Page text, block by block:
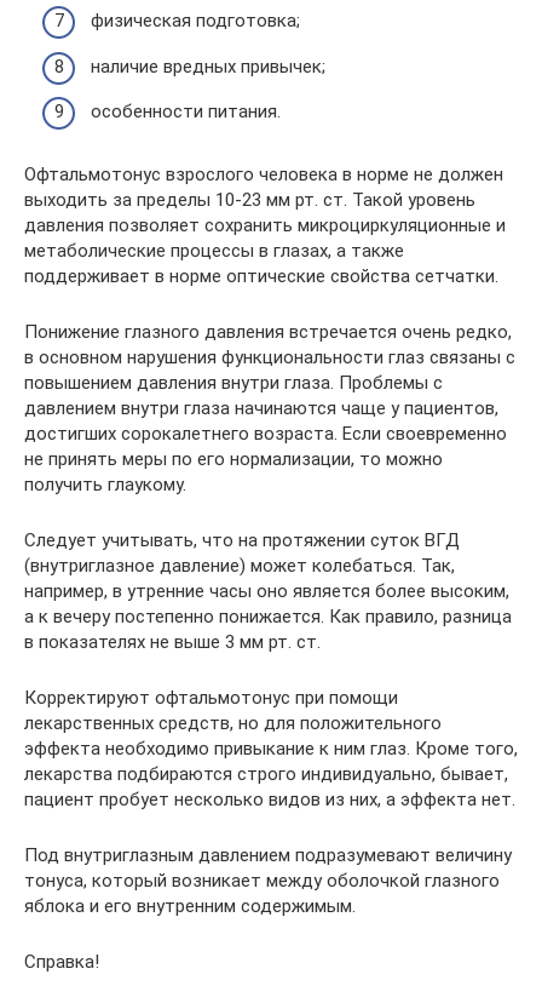
физическая подготовка;
наличие вредных привычек;
особенности питания.
Офтальмотонус взрослого человека в норме не должен
выходить за пределы 10-23 мм рт. ст. Такой уровень
давления позволяет сохранить микроциркуляционные и
метаболические процессы в глазах, а также
поддерживает в норме оптические свойства сетчатки.
Понижение глазного давления встречается очень редко,
в основном нарушения функциональности глаз связаны с
повышением давления внутри глаза. Проблемы с
давлением внутри глаза начинаются чаще у пациентов,
достигших сорокалетнего возраста. Если своевременно
не принять меры по его нормализации, то можно
получить глаукому.
Следует учитывать, что на протяжении суток ВГД
(внутриглазное давление) может колебаться. Так,
например, в утренние часы оно является более высоким,
а к вечеру постепенно понижается. Как правило, разница
в показателях не выше 3 мм рт. ст.
Корректируют офтальмотонус при помощи
лекарственных средств, но для положительного
эффекта необходимо привыкание к ним глаз. Кроме того,
лекарства подбираются строго индивидуально, бывает,
пациент пробует несколько видов из них, а эффекта нет.
Под внутриглазным давлением подразумевают величину
тонуса, который возникает между оболочкой глазного
яблока и его внутренним содержимым.
Справка!